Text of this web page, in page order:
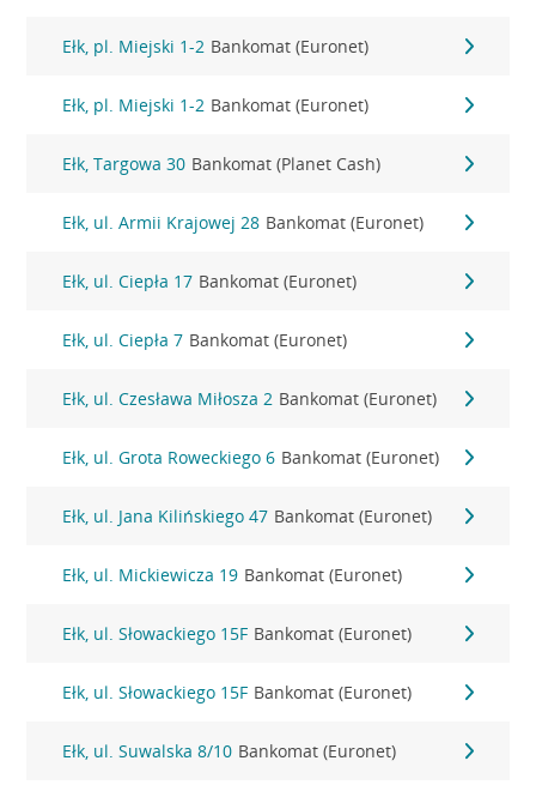
Ełk, pl. Miejski 1-2 Bankomat (Euronet)
Ełk, pl. Miejski 1-2 Bankomat (Euronet)
Ełk, Targowa 30 Bankomat (Planet Cash)
Ełk, ul. Armii Krajowej 28 Bankomat (Euronet)
Ełk, ul. Ciepła 17 Bankomat (Euronet)
Ełk, ul. Ciepła 7 Bankomat (Euronet)
Ełk, ul. Czesława Miłosza 2 Bankomat (Euronet)
Ełk, ul. Grota Roweckiego 6 Bankomat (Euronet)
Ełk, ul. Jana Kilińskiego 47 Bankomat (Euronet)
Ełk, ul. Mickiewicza 19 Bankomat (Euronet)
Ełk, ul. Słowackiego 15F Bankomat (Euronet)
Ełk, ul. Słowackiego 15F Bankomat (Euronet)
Ełk, ul. Suwalska 8/10 Bankomat (Euronet)